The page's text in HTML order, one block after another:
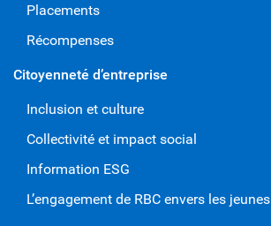
Placements
Récompenses
Citoyenneté d’entreprise
Inclusion et culture
Collectivité et impact social
Information ESG
L’engagement de RBC envers les jeunes